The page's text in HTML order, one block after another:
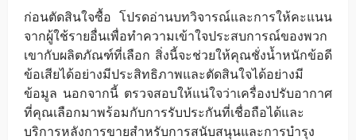
ก่อนตัดสินใจซื้อ โปรดอ่านบทวิจารณ์และการให้คะแนน
จากผู้ใช้รายอื่นเพื่อทำความเข้าใจประสบการณ์ของพวก
เขากับผลิตภัณฑ์ที่เลือก สิ่งนี้จะช่วยให้คุณชั่งน้ำหนักข้อดี
ข้อเสียได้อย่างมีประสิทธิภาพและตัดสินใจได้อย่างมี
ข้อมูล นอกจากนี้ ตรวจสอบให้แน่ใจว่าเครื่องปรับอากาศ
ที่คุณเลือกมาพร้อมกับการรับประกันที่เชื่อถือได้และ
บริการหลังการขายสำหรับการสนับสนุนและการบำรุง